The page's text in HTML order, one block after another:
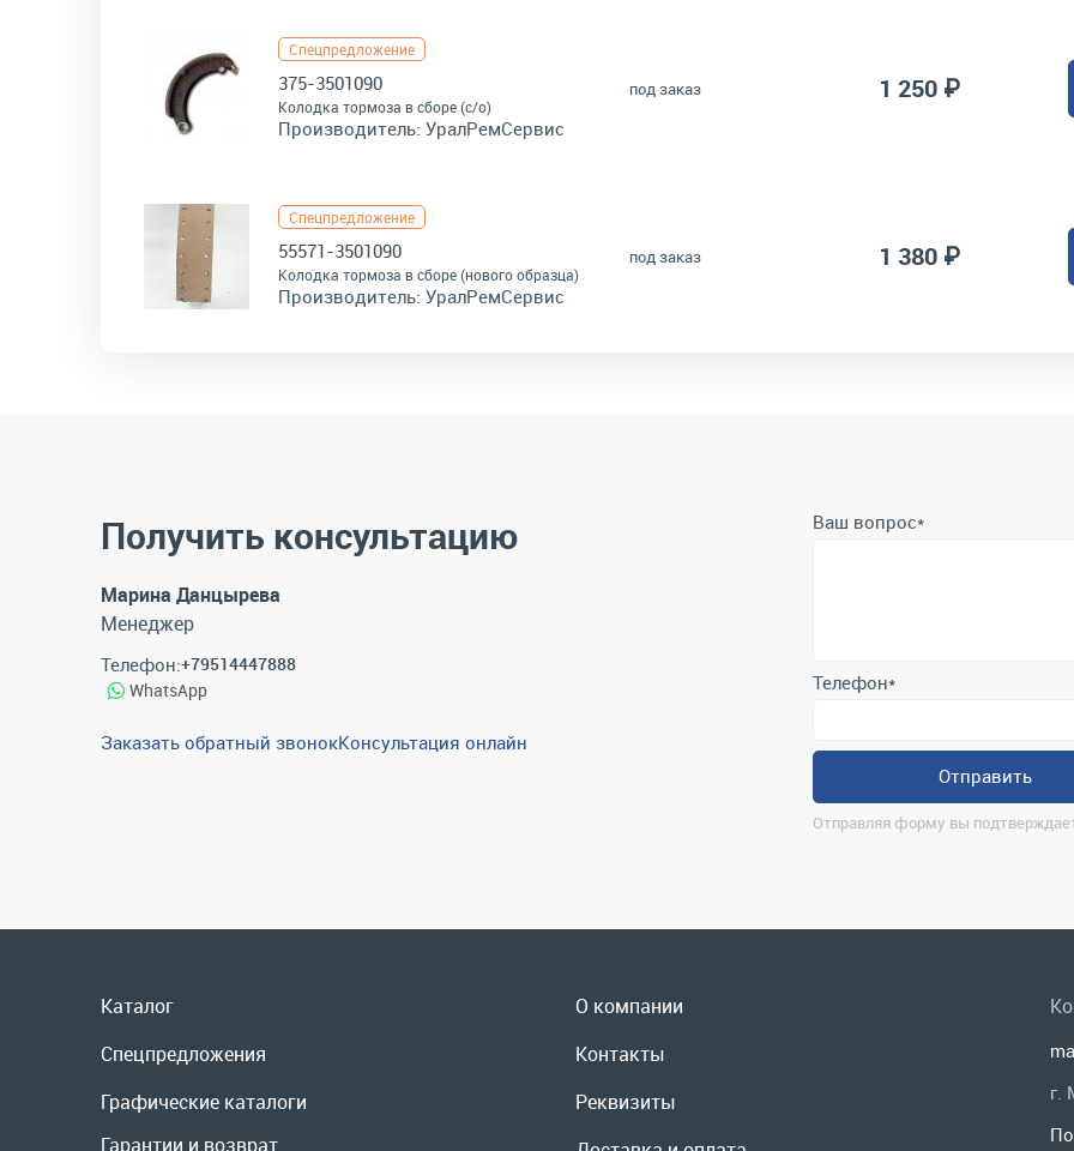
Спецпредложение
375-3501090
Колодка тормоза в сборе (с/о)
Производитель: УралРемСервис
под заказ 1 250 ₽
Спецпредложение
55571-3501090
Колодка тормоза в сборе (нового образца)
Производитель: УралРемСервис
под заказ 1 380 ₽
Получить консультацию
Марина Данцырева
Менеджер
Телефон:+79514447888
WhatsApp
Заказать обратный звонокКонсультация онлайн
Ваш вопрос*
Каталог
Гарантии и возврат
Скидки
О компании
г.